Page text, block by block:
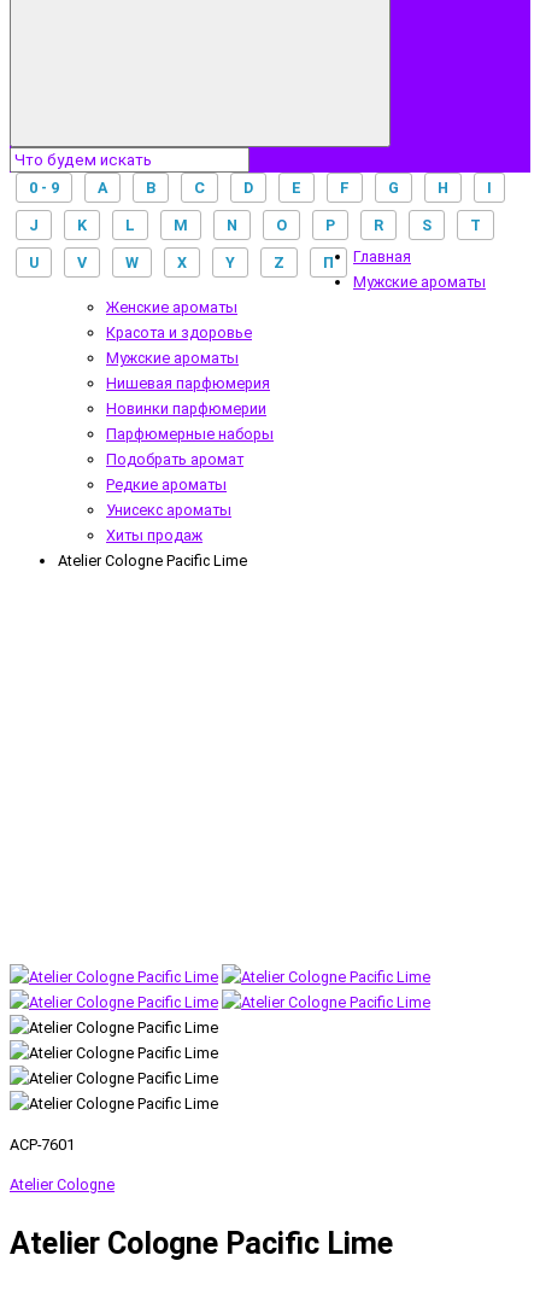
0 - 9 A B C D E F G H I
J K L M N O P R S T
U V W X Y Z П
Главная
Мужские ароматы
Женские ароматы
Красота и здоровье
Мужские ароматы
Нишевая парфюмерия
Новинки парфюмерии
Парфюмерные наборы
Подобрать аромат
Редкие ароматы
Унисекс ароматы
Хиты продаж
Atelier Cologne Pacific Lime
ACP-7601
Atelier Cologne
Atelier Cologne Pacific Lime